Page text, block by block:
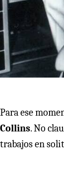
Para ese
Collins. No
trabajos en